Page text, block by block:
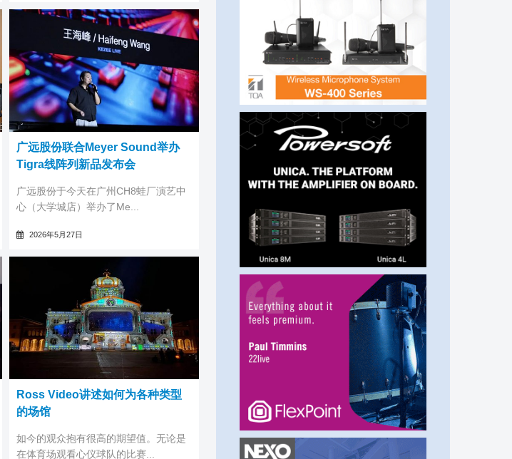
广远股份联合Meyer Sound举办
Tigra线阵列新品发布会
广远股份于今天在广州CH8蛙厂演艺中
心（大学城店）举办了Me...
2026年5月27日
Ross Video讲述如何为各种类型
的场馆
如今的观众抱有很高的期望值。无论是
在体育场观看心仪球队的比赛...